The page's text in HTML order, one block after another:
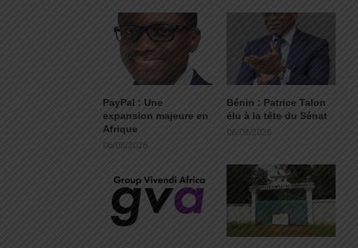
PayPal : Une
expansion majeure en
Afrique
06/08/2026
Bénin : Patrice Talon
élu à la tête du Sénat
06/08/2026